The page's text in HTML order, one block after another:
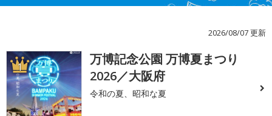
2026/08/07 更新
1
万博記念公園 万博夏まつり
2026／大阪府
令和の夏、昭和な夏